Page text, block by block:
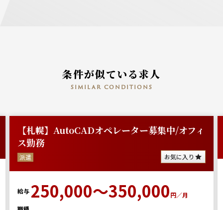
条件が似ている求人
similar conditions
【札幌】AutoCADオペレーター募集中/オフィ
ス勤務
派遣 お気に入り
給与 250,000～350,000円／月